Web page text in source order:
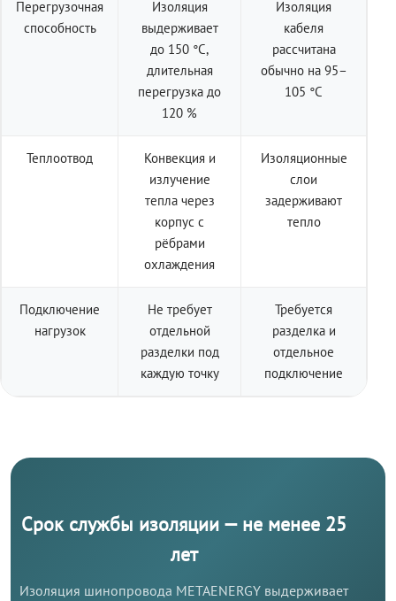
Перегрузочная
способность
Изоляция
выдерживает
до 150 °C,
длительная
перегрузка до
120 %
Изоляция
кабеля
рассчитана
обычно на 95–
105 °C
Теплоотвод
Конвекция и
излучение
тепла через
корпус с
рёбрами
охлаждения
Изоляционные
слои
задерживают
тепло
Подключение
нагрузок
Не требует
отдельной
разделки под
каждую точку
Требуется
разделка и
отдельное
подключение
Срок службы изоляции — не менее 25
лет
Изоляция шинопровода METAENERGY выдерживает